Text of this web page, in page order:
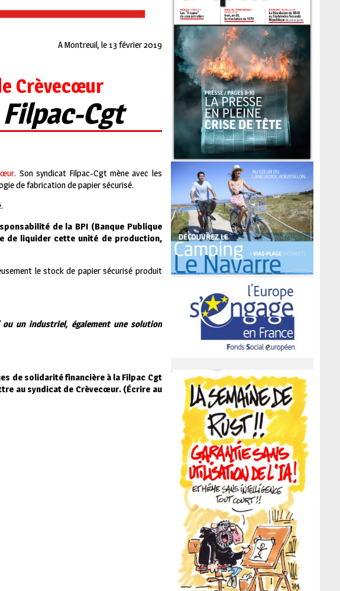
A Montreuil, le 13 février 2019
Crèvecœur
Cgt
. Son syndicat Filpac-Cgt mène avec les
de fabrication de papier sécurisé.
de la BPI (Banque Publique
de liquider cette unité de production,
le stock de papier sécurisé produit
ou un industriel, également une solution
de solidarité financière à la Filpac Cgt
au syndicat de Crèvecœur. (Écrire au